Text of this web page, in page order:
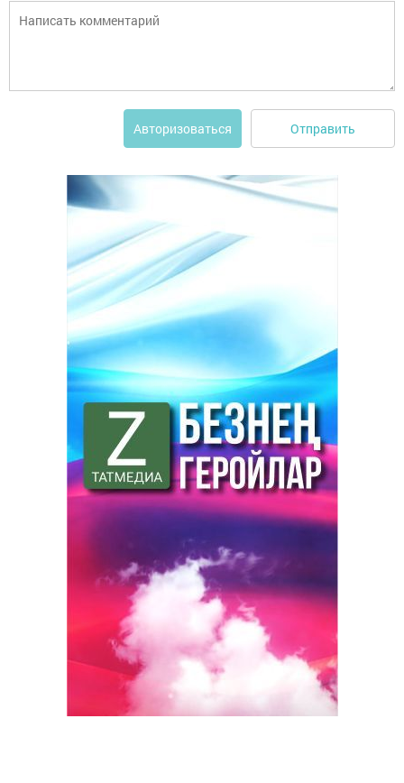
Авторизоваться Отправить